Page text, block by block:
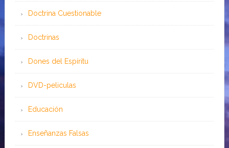
Doctrina Cuestionable
Doctrinas
Dones del Espíritu
DVD-peliculas
Educación
Enseñanzas Falsas